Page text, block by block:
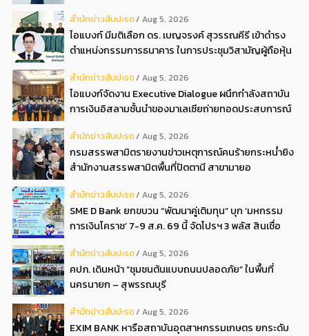
สํานักข่าวสับปะรด Aug 5, 2026
ไอแบงก์ มีมติเลือก ดร. เบญจรงค์ สุวรรณคีรี เข้าดำรง
ตำแหน่งกรรมการธนาคาร ในการประชุมวิสามัญผู้ถือหุ้น
สํานักข่าวสับปะรด Aug 5, 2026
ไอแบงก์จัดงาน Executive Dialogue ผนึกกำลังสถาบัน
การเงินอิสลามชั้นนำของมาเลเซียถ่ายทอดประสบการณ์
อิสลามแห่งอนาคต
สํานักข่าวสับปะรด Aug 5, 2026
กรมสรรพสามิตรายงานข่าวเหตุการณ์คนร้ายกระหน่ำยิง
สำนักงานสรรพสามิตพื้นที่ปัตตานี สาขามายอ
สํานักข่าวสับปะรด Aug 5, 2026
SME D Bank ยกขบวน “พัฒนาคู่เติมทุน” บุก ‘มหกรรม
การเงินโคราช’ 7-9 ส.ค. 69 นี้ จัดโปรฯ 3 พลัส สินเชื่อ
สํานักข่าวสับปะรด Aug 5, 2026
คปภ. เดินหน้า “ชุมชนต้นแบบถนนปลอดภัย” ในพื้นที่
นครนายก – สุพรรณบุรี
สํานักข่าวสับปะรด Aug 5, 2026
EXIM BANK หารือสถาบันอุตสาหกรรมเกษตร ยกระดับ